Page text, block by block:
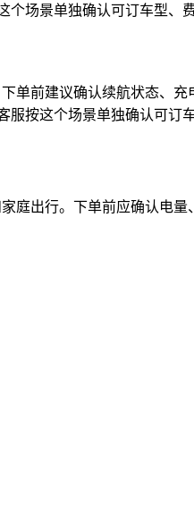
场景单独确认可订车型、
单前建议确认续航状态、
按这个场景单独确认可订
庭出行。下单前应确认电